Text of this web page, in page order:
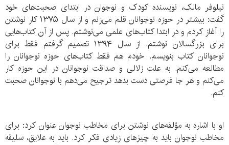
نیلوفر مالک، نویسنده کودک و نوجوان در ابتدای صحبت‌های خود
گفت: بیشتر در حوزه نوجوانان قلم می‌زنم و از سال ۱۳۷۵ کار نوشتن
را آغاز کردم و در ابتدا کتاب‌های علمی می‌نوشتم. پس از آن کتاب‌هایی
برای بزرگسالان نوشتم. از سال ۱۳۹۴ تصمیم گرفتم فقط برای
نوجوانان کتاب بنویسم. خودم هم فقط کتاب‌های حوزه نوجوانان را
مطالعه می‌کنم. به علت زلالی و صداقت نوجوانان در این حوزه کار
می‌کنم و هر جا فرصتی دست بدهد ترجیح می‌دهم با نوجوانان صحبت
کنم.
او با اشاره به مؤلفه‌های نوشتن برای مخاطب نوجوان عنوان کرد: برای
مخاطب نوجوان باید به چیزهای زیادی فکر کرد. باید به علایق، سلیقه